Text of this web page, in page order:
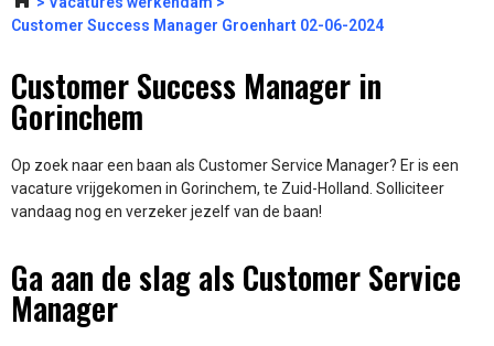
Customer Success Manager Groenhart 02-06-2024
Customer Success Manager in
Gorinchem
Op zoek naar een baan als Customer Service Manager? Er is een
vacature vrijgekomen in Gorinchem, te Zuid-Holland. Solliciteer
vandaag nog en verzeker jezelf van de baan!
Ga aan de slag als Customer Service
Manager